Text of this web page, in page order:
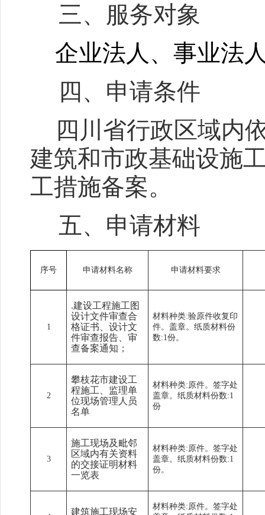
三、服务对象
企业法人、事业法
四、申请条件
四川省行政区域内
建筑和市政基础设施
工措施备案。
五、申请材料
序号 申请材料名称 申请材料要求
1
.建设工程施工图
设计文件审查合
格证书、设计文
件审查报告、审
查备案通知；
材料种类:验原件收复印
件。盖章。纸质材料份
数:1份。
2
攀枝花市建设工
程施工、监理单
位现场管理人员
名单
材料种类:原件。签字处
盖章。纸质材料份数:1
份
3
施工现场及毗邻
区域内有关资料
的交接证明材料
一览表
材料种类:原件。签字处
盖章。纸质材料份数:1
份。
建筑施工现场安
材料种类:原件。签字处